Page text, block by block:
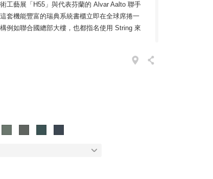
工藝展「H55」與代表芬蘭的 Alvar Aalto 聯手
套機能豐富的瑞典系統書櫃立即在全球席捲一
例如聯合國總部大樓，也都指名使用 String 來
，是 String 家族裡最實用精簡，也最受亞洲市
有穿透良好的視覺表現，即使整面牆大量使用
隨心所欲調整擺放位置，創造獨特的收納展示
價格卻意外地比想像中更輕鬆容易。靈活時髦
得帶回家的瑞典入門好設計。